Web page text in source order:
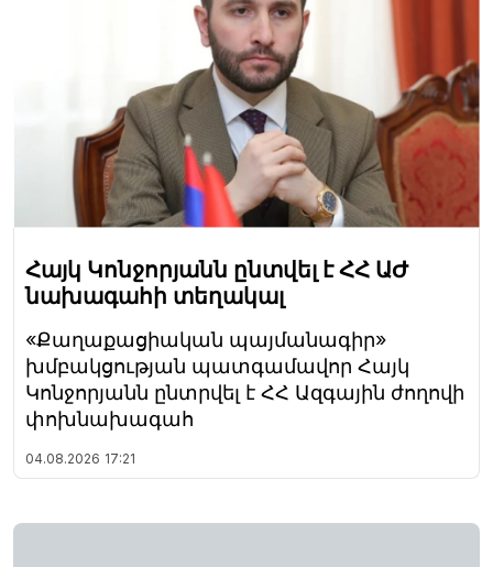
Հայկ Կոնջորյանն ընտվել է ՀՀ ԱԺ
նախագահի տեղակալ
«Քաղաքացիական պայմանագիր»
խմբակցության պատգամավոր Հայկ
Կոնջորյանն ընտրվել է ՀՀ Ազգային ժողովի
փոխնախագահ
04.08.2026 17:21